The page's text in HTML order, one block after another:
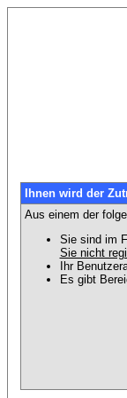
Ihnen wird der
Aus einem der
Sie sind im
Sie nicht
Ihr
Es gibt